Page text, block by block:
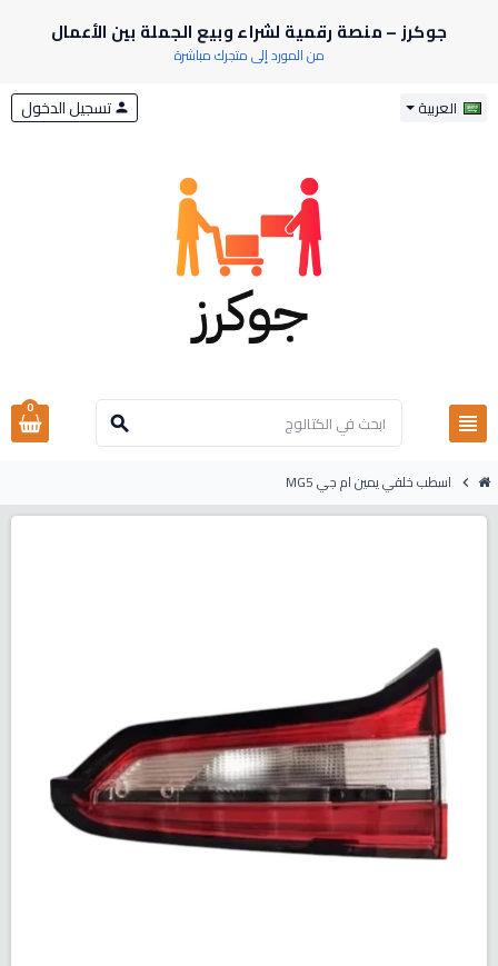
جوكرز – منصة رقمية لشراء وبيع الجملة بين الأعمال
من المورد إلى متجرك مباشرة
العربية
view_headline
search
person تسجيل الدخول
0
chevron_right اسطب خلفي يمين ام جي MG5